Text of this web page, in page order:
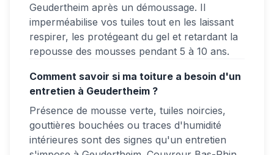
Geudertheim après un démoussage. Il
imperméabilise vos tuiles tout en les laissant
respirer, les protégeant du gel et retardant la
repousse des mousses pendant 5 à 10 ans.
Comment savoir si ma toiture a besoin d'un
entretien à Geudertheim ?
Présence de mousse verte, tuiles noircies,
gouttières bouchées ou traces d'humidité
intérieures sont des signes qu'un entretien